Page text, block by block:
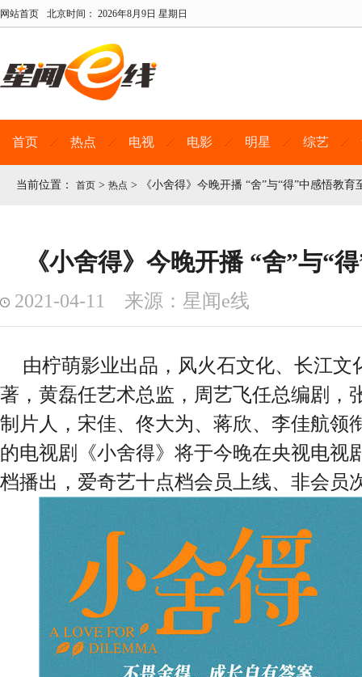
网站首页 北京时间： 2026年8月9日 星期日
首页 热点 电视 电影 明星 综艺
当前位置： 首页 > 热点 > 《小舍得》今晚开播 “舍”与“得”中感悟教育
《小舍得》今晚开播 “舍”与“
2021-04-11 来源：星闻e线
由柠萌影业出品，风火石文化、长江文
著，黄磊任艺术总监，周艺飞任总编剧，
制片人，宋佳、佟大为、蒋欣、李佳航领
的电视剧《小舍得》将于今晚在央视电视
档播出，爱奇艺十点档会员上线、非会员